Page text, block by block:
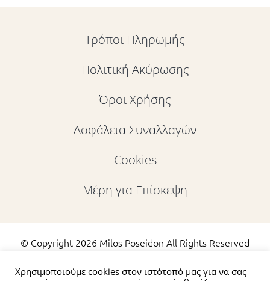
Τρόποι Πληρωμής
Πολιτική Ακύρωσης
Όροι Χρήσης
Ασφάλεια Συναλλαγών
Cookies
Μέρη για Επίσκεψη
© Copyright 2026 Milos Poseidon All Rights Reserved
Χρησιμοποιούμε cookies στον ιστότοπό μας για να σας